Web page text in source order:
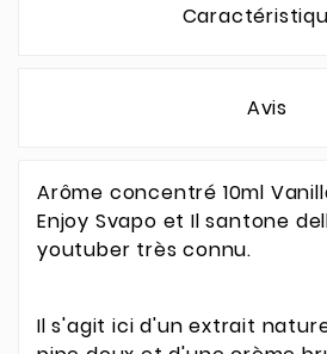
Avis
Arôme concentré 10ml
Enjoy Svapo et Il santone
youtuber très connu.
Il s'agit ici d'un extrait